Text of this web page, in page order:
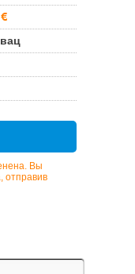
Вы
отправив